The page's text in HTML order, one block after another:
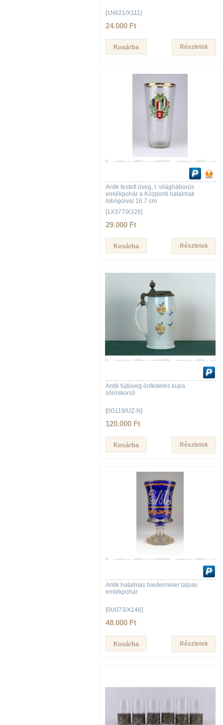
[1N621/X111]
24.000 Ft
Részletek
Antik festett üveg, I. világháborús
emlékpohár a Központi hatalmak
lobógóival 16.7 cm
[1X377/X326]
29.000 Ft
Részletek
Antik fújtüveg ónfedeles kupa
söröskorsó
[0G119/UZ-N]
120.000 Ft
Részletek
Antik hatalmas biedermeier talpas
emlékpohár
[0U073/X146]
48.000 Ft
Részletek